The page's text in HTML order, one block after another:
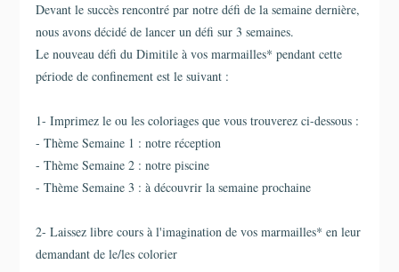
Devant le succès rencontré par notre défi de la semaine dernière,
nous avons décidé de lancer un défi sur 3 semaines.
Le nouveau défi du Dimitile à vos marmailles* pendant cette
période de confinement est le suivant :
1- Imprimez le ou les coloriages que vous trouverez ci-dessous :
- Thème Semaine 1 : notre réception
- Thème Semaine 2 : notre piscine
- Thème Semaine 3 : à découvrir la semaine prochaine
2- Laissez libre cours à l'imagination de vos marmailles* en leur
demandant de le/les colorier